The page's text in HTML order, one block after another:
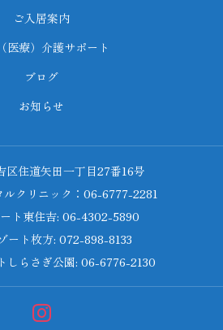
ご入居案内
医療）介護サポート
ブログ
お知らせ
区住道矢田一丁目27番16号
ルクリニック：06-6777-2281
ト東住吉: 06-4302-5890
ート枚方: 072-898-8133
しらさぎ公園: 06-6776-2130